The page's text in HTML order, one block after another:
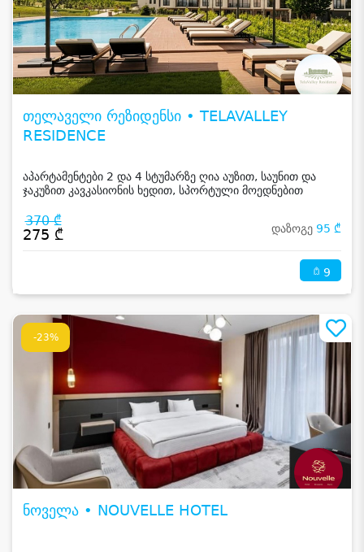
თელაველი რეზიდენსი • TELAVALLEY
RESIDENCE
აპარტამენტები 2 და 4 სტუმარზე ღია აუზით, საუნით და
ჯაკუზით კავკასიონის ხედით, სპორტული მოედნებით
370 ₾
275 ₾ დაზოგე 95 ₾
9
-23%
ნოველა • NOUVELLE HOTEL